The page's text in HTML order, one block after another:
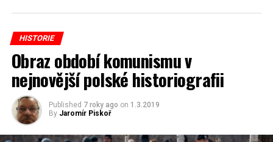
redaktor a editor polskodnes.cz
Autor: Martin Mrázek, foto: Bruno Barbey, celý text na
reflex.cz
(Fotogalerie 40 fotografií)
HISTORIE
Obraz období komunismu v
nejnovější polské historiografii
Published 7 roky ago on 1.3.2019
By Jaromír Piskoř